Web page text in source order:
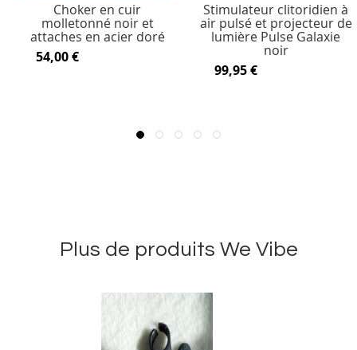
Choker en cuir
molletonné noir et
attaches en acier doré
54,00 €
Stimulateur clitoridien à
air pulsé et projecteur de
lumière Pulse Galaxie
noir
99,95 €
Plus de produits We Vibe